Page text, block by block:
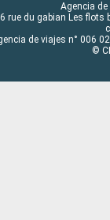
Agencia de
rue du gabian Les flots
de viajes n° 006
©